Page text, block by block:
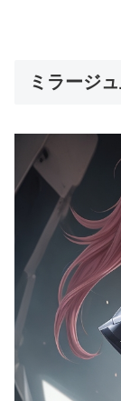
ミラージ